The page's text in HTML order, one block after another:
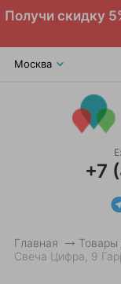
Получи скидку
Москва
+7
Главная Товары
Свеча Цифра, 9